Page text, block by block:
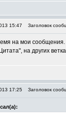
15:47 Заголовок
на мои
на других
17:25 Заголовок